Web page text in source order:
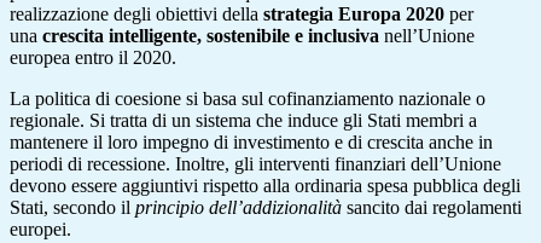
realizzazione degli obiettivi della strategia Europa 2020 per
una crescita intelligente, sostenibile e inclusiva nell’Unione
europea entro il 2020.
La politica di coesione si basa sul cofinanziamento nazionale o
regionale. Si tratta di un sistema che induce gli Stati membri a
mantenere il loro impegno di investimento e di crescita anche in
periodi di recessione. Inoltre, gli interventi finanziari dell’Unione
devono essere aggiuntivi rispetto alla ordinaria spesa pubblica degli
Stati, secondo il principio dell’addizionalità sancito dai regolamenti
europei.